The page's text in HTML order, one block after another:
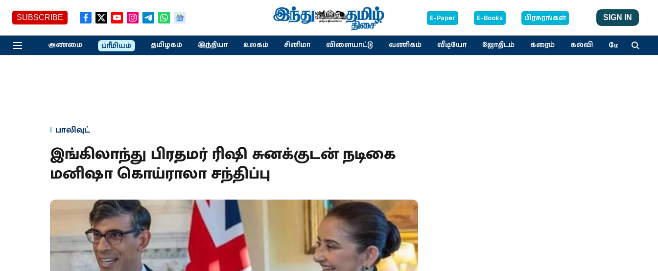
SUBSCRIBE E-Paper E-Books பிரசுரங்கள் SIGN IN
அண்மை ப்ரீமியம் தமிழகம் இந்தியா உலகம் சினிமா விளையாட்டு வணிகம் வீடியோ ஜோதிடம் க்ரைம் கல்வி மேலும்
பாலிவுட்
இங்கிலாந்து பிரதமர் ரிஷி சுனக்குடன் நடிகை
மனிஷா கொய்ராலா சந்திப்பு